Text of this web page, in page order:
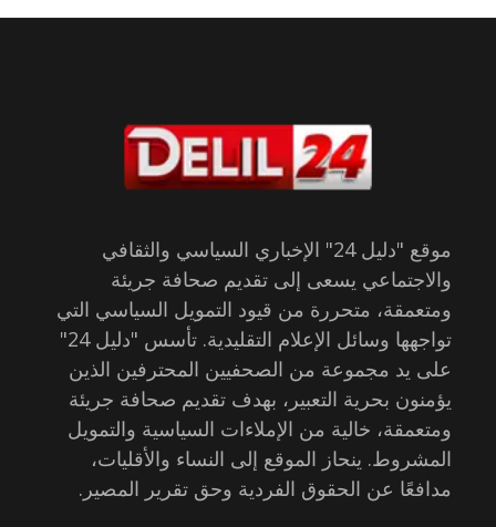
موقع "دليل 24" الإخباري السياسي والثقافي
والاجتماعي يسعى إلى تقديم صحافة جريئة
ومتعمقة، متحررة من قيود التمويل السياسي التي
تواجهها وسائل الإعلام التقليدية. تأسس "دليل 24"
على يد مجموعة من الصحفيين المحترفين الذين
يؤمنون بحرية التعبير، بهدف تقديم صحافة جريئة
ومتعمقة، خالية من الإملاءات السياسية والتمويل
المشروط. ينحاز الموقع إلى النساء والأقليات،
مدافعًا عن الحقوق الفردية وحق تقرير المصير.